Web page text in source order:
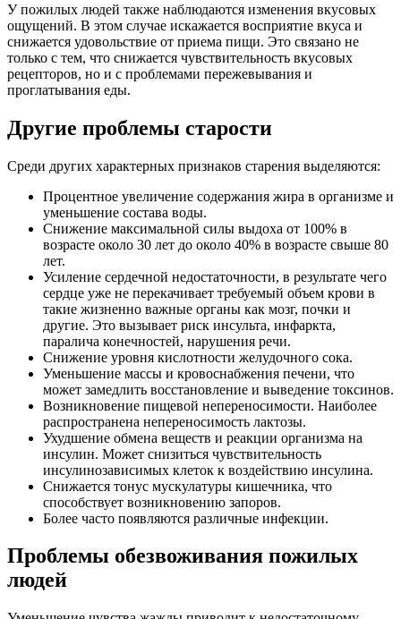
У пожилых людей также наблюдаются изменения вкусовых
ощущений. В этом случае искажается восприятие вкуса и
снижается удовольствие от приема пищи. Это связано не
только с тем, что снижается чувствительность вкусовых
рецепторов, но и с проблемами пережевывания и
проглатывания еды.
Другие проблемы старости
Среди других характерных признаков старения выделяются:
Процентное увеличение содержания жира в организме и
уменьшение состава воды.
Снижение максимальной силы выдоха от 100% в
возрасте около 30 лет до около 40% в возрасте свыше 80
лет.
Усиление сердечной недостаточности, в результате чего
сердце уже не перекачивает требуемый объем крови в
такие жизненно важные органы как мозг, почки и
другие. Это вызывает риск инсульта, инфаркта,
паралича конечностей, нарушения речи.
Снижение уровня кислотности желудочного сока.
Уменьшение массы и кровоснабжения печени, что
может замедлить восстановление и выведение токсинов.
Возникновение пищевой непереносимости. Наиболее
распространена непереносимость лактозы.
Ухудшение обмена веществ и реакции организма на
инсулин. Может снизиться чувствительность
инсулинозависимых клеток к воздействию инсулина.
Снижается тонус мускулатуры кишечника, что
способствует возникновению запоров.
Более часто появляются различные инфекции.
Проблемы обезвоживания пожилых
людей